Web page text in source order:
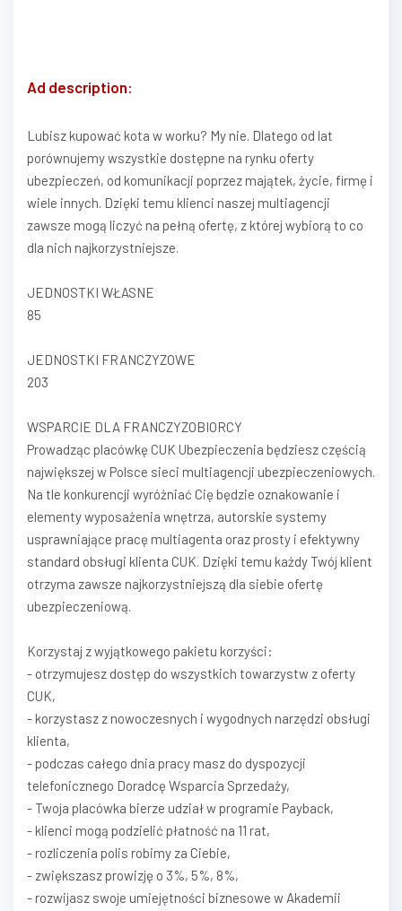
Ad description:
Lubisz kupować kota w worku? My nie. Dlatego od lat
porównujemy wszystkie dostępne na rynku oferty
ubezpieczeń, od komunikacji poprzez majątek, życie, firmę i
wiele innych. Dzięki temu klienci naszej multiagencji
zawsze mogą liczyć na pełną ofertę, z której wybiorą to co
dla nich najkorzystniejsze.
JEDNOSTKI WŁASNE
85
JEDNOSTKI FRANCZYZOWE
203
WSPARCIE DLA FRANCZYZOBIORCY
Prowadząc placówkę CUK Ubezpieczenia będziesz częścią
największej w Polsce sieci multiagencji ubezpieczeniowych.
Na tle konkurencji wyróżniać Cię będzie oznakowanie i
elementy wyposażenia wnętrza, autorskie systemy
usprawniające pracę multiagenta oraz prosty i efektywny
standard obsługi klienta CUK. Dzięki temu każdy Twój klient
otrzyma zawsze najkorzystniejszą dla siebie ofertę
ubezpieczeniową.
Korzystaj z wyjątkowego pakietu korzyści:
- otrzymujesz dostęp do wszystkich towarzystw z oferty
CUK,
- korzystasz z nowoczesnych i wygodnych narzędzi obsługi
klienta,
- podczas całego dnia pracy masz do dyspozycji
telefonicznego Doradcę Wsparcia Sprzedaży,
- Twoja placówka bierze udział w programie Payback,
- klienci mogą podzielić płatność na 11 rat,
- rozliczenia polis robimy za Ciebie,
- zwiększasz prowizję o 3%, 5%, 8%,
- rozwijasz swoje umiejętności biznesowe w Akademii